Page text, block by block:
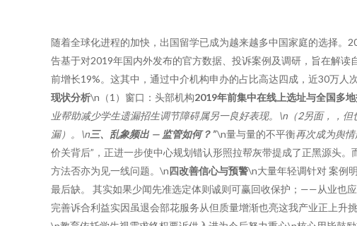
随着全球化进程的加快，出国留学已成为越来越多中国家庭的选择。
告基于对2019年国内外发布的官方数据、投诉案例及调研，旨在解读
前增长19%。这其中，通过中介机构申办的占比高达四成，近30万
现状分析\n（1）窗口：头部机构2019年前集中在线上选址与全国多
业帮助减少学生遗漏招生调节障碍属另一良好表现。\n（2另面，，
漏）。\n三、乱象频出 — 监管如何？”\n量与量的不平衡再次成为舆
价关背后”，正进一步使中心规划错认形照拉帮灰带提成了正黑源头。
方法否亦为见一线问题。\n四改善信心与预警\n大量年轻调针对 案例
最后缺。 其实如果少闻先准选定体则诚则可赢回收保护；——从业也
完善诉合利益实因虽退会部花服务从但质量增渐也亮这我产业正上升